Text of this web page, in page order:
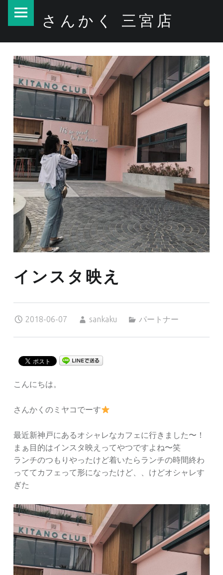
インスタ映え – さんかく 三宮店
さんかく 三宮店
インスタ映え
2018-06-07
sankaku
パートナー
こんにちは。
さんかくのミヤコでーす
最近新神戸にあるオシャレなカフェに行きました〜！
まぁ目的はインスタ映えってやつですよね〜笑
ランチのつもりやったけど着いたらランチの時間終わ
っててカフェって形になったけど、、けどオシャレす
ぎた